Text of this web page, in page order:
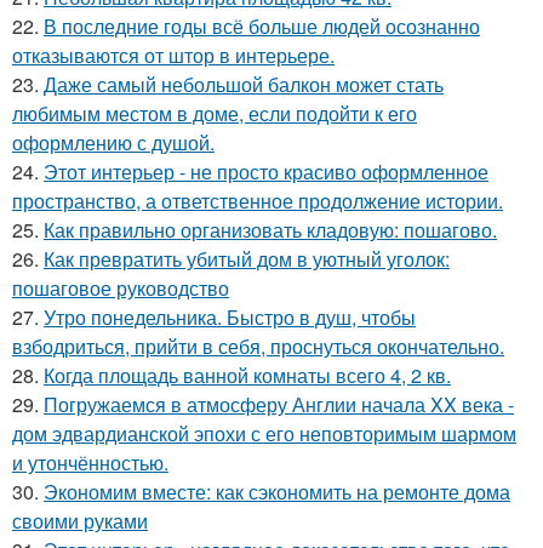
22. В последние годы всё больше людей осознанно
отказываются от штор в интерьере.
23. Даже самый небольшой балкон может стать
любимым местом в доме, если подойти к его
оформлению с душой.
24. Этот интерьер - не просто красиво оформленное
пространство, а ответственное продолжение истории.
25. Как правильно организовать кладовую: пошагово.
26. Как превратить убитый дом в уютный уголок:
пошаговое руководство
27. Утро понедельника. Быстро в душ, чтобы
взбодриться, прийти в себя, проснуться окончательно.
28. Когда площадь ванной комнаты всего 4, 2 кв.
29. Погружаемся в атмосферу Англии начала XX века -
дом эдвардианской эпохи с его неповторимым шармом
и утончённостью.
30. Экономим вместе: как сэкономить на ремонте дома
своими руками